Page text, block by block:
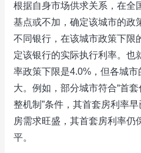
根据自身市场供求关系，在全
基点或不加，确定该城市的政
不同银行，在该城市政策下限
定该银行的实际执行利率。也
率政策下限是4.0%，但各城
大。例如，部分城市符合“首
整机制”条件，其首套房利率
房需求旺盛，其首套房利率仍
平。